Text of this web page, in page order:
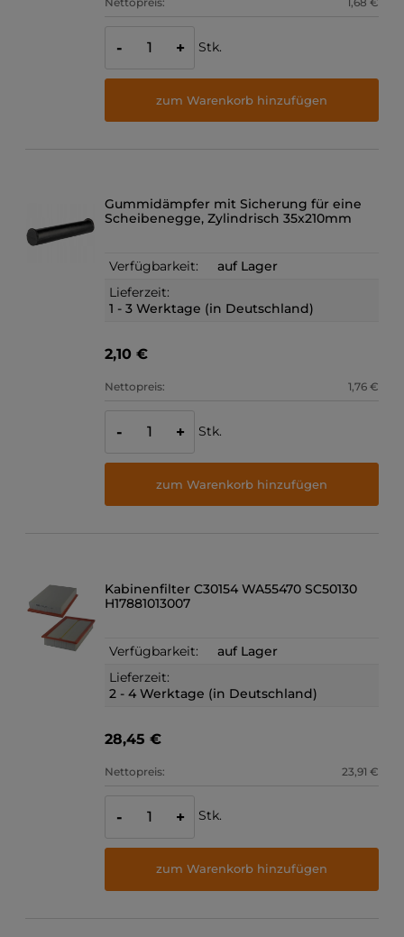
- + Stk.
zum Warenkorb hinzufügen
Gummidämpfer mit Sicherung für eine
Scheibenegge, Zylindrisch 35x210mm
Verfügbarkeit:
auf Lager
Lieferzeit:
1 - 3 Werktage (in Deutschland)
2,10 €
Nettopreis: 1,76 €
- + Stk.
zum Warenkorb hinzufügen
Kabinenfilter C30154 WA55470 SC50130
H17881013007
Verfügbarkeit:
auf Lager
Lieferzeit:
2 - 4 Werktage (in Deutschland)
28,45 €
Nettopreis: 23,91 €
- + Stk.
zum Warenkorb hinzufügen